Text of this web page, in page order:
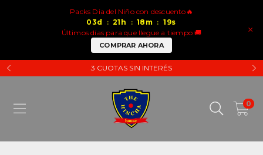
×
Packs Dia del Niño con descuento🔥
03d : 21 h : 18 m : 19s
Últimos días para que llegue a tiempo 🚚
COMPRAR AHORA
3 CUOTAS SIN INTERÉS
0